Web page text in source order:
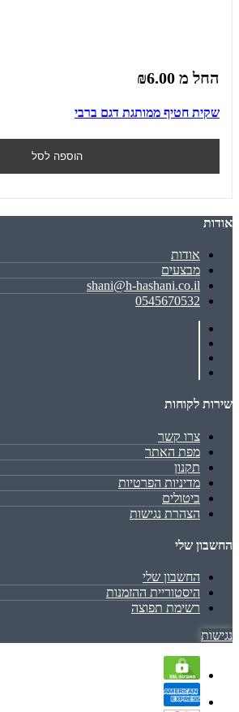
החל מ ₪6.00
שקית חטיף ממותגת דגם ברבי
הוספה לסל
אודות
אודות
מבצעים
shani@h-hashani.co.il
0545670532
שירות לקוחות
צרו קשר
מפת האתר
תקנון
מדיניות הפרטיות
ביטולים
הצהרת נגישות
החשבון שלי
החשבון שלי
היסטוריית ההזמנות
רשימת תפוצה
נגישות